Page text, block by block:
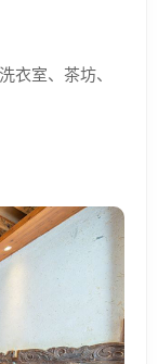
衣室、茶坊、